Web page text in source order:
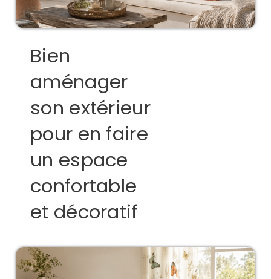
Bien
aménager
son extérieur
pour en faire
un espace
confortable
et décoratif